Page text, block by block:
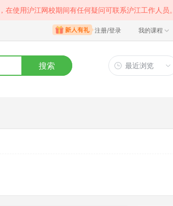
使用沪江网校期间有任何疑问可联系沪江工作人员。
注册/登录 我的课程
搜索 最近浏览